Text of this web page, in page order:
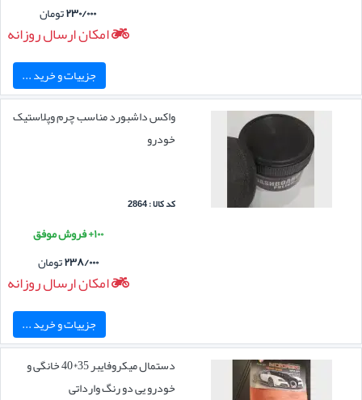
۲۳۰/۰۰۰تومان
امکان ارسال روزانه
جزییات و خرید ...
واکس داشبورد مناسب چرم وپلاستیک
خودرو
کد کالا : 2864
۱۰۰+ فروش موفق
۲۳۸/۰۰۰تومان
امکان ارسال روزانه
جزییات و خرید ...
دستمال میکروفایبر 35*40 خانگی و
خودرو یی دو رنگ وارداتی